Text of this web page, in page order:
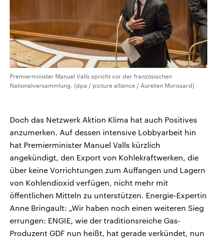
Premierminister Manuel Valls spricht vor der französischen
Nationalversammlung. (dpa / picture alliance / Aurelien Morissard)
Doch das Netzwerk Aktion Klima hat auch Positives
anzumerken. Auf dessen intensive Lobbyarbeit hin
hat Premierminister Manuel Valls kürzlich
angekündigt, den Export von Kohlekraftwerken, die
über keine Vorrichtungen zum Auffangen und Lagern
von Kohlendioxid verfügen, nicht mehr mit
öffentlichen Mitteln zu unterstützen. Energie-Expertin
Anne Bringault: „Wir haben noch einen weiteren Sieg
errungen: ENGIE, wie der traditionsreiche Gas-
Produzent GDF nun heißt, hat gerade verkündet, nun